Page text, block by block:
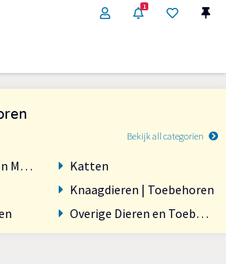
1
Bekijk all categorien
Muizen
Katten
Knaagdieren | Toebehoren
Overige Dieren en